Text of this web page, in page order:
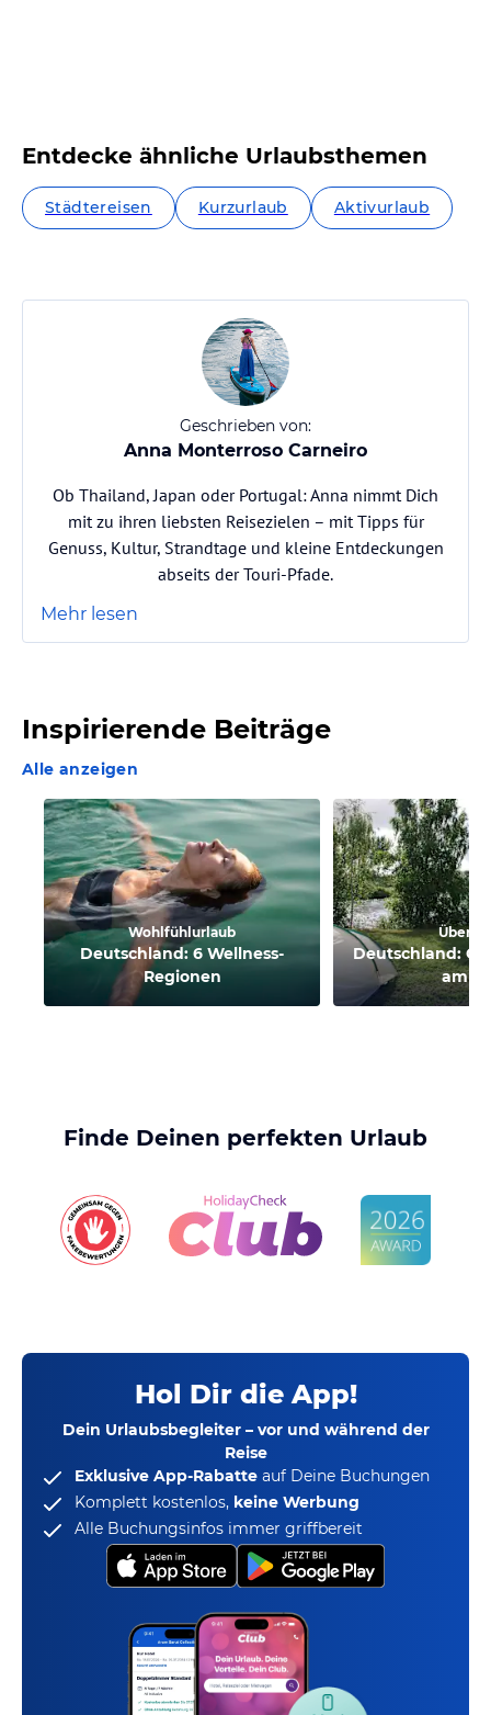
Entdecke ähnliche Urlaubsthemen
Städtereisen Kurzurlaub Aktivurlaub
Geschrieben von:
Anna Monterroso Carneiro
Ob Thailand, Japan oder Portugal: Anna nimmt Dich
mit zu ihren liebsten Reisezielen – mit Tipps für
Genuss, Kultur, Strandtage und kleine Entdeckungen
abseits der Touri-Pfade.
Mehr lesen
Inspirierende Beiträge
Alle anzeigen
Wohlfühlurlaub
Deutschland: 6 Wellness-
Regionen
Deutschland:
am
Finde Deinen perfekten Urlaub
Hol Dir die App!
Dein Urlaubsbegleiter – vor und während der
Reise
Exklusive App-Rabatte auf Deine Buchungen
Komplett kostenlos, keine Werbung
Alle Buchungsinfos immer griffbereit